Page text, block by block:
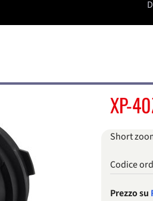
XP-
Short
Codice
Prezzo su